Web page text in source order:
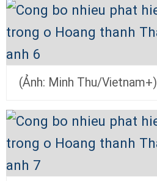
(Ảnh: Minh Thu/Vietnam+)